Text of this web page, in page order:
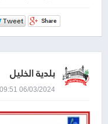
بلدية الخليل
06/03/2024 09:51 صباحاً